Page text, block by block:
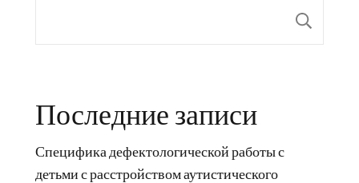
Последние записи
Специфика дефектологической работы с
детьми с расстройством аутистического